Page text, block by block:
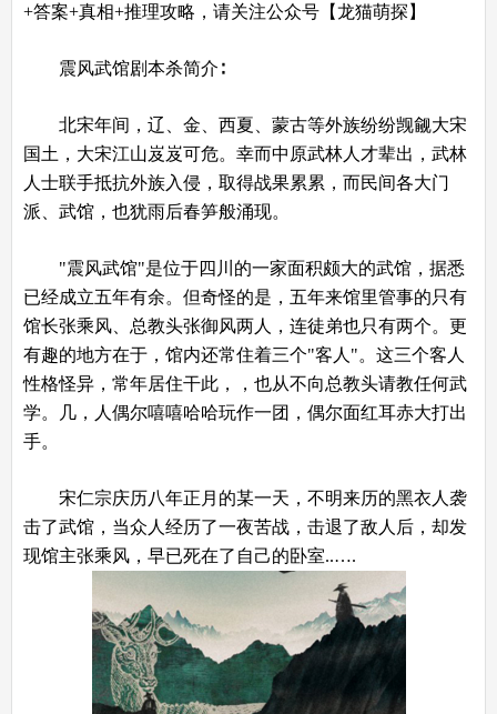
+答案+真相+推理攻略，请关注公众号【龙猫萌探】
震风武馆剧本杀简介∶
北宋年间，辽、金、西夏、蒙古等外族纷纷觊觎大宋
国土，大宋江山岌岌可危。幸而中原武林人才辈出，武林
人士联手抵抗外族入侵，取得战果累累，而民间各大门
派、武馆，也犹雨后春笋般涌现。
"震风武馆"是位于四川的一家面积颇大的武馆，据悉
已经成立五年有余。但奇怪的是，五年来馆里管事的只有
馆长张乘风、总教头张御风两人，连徒弟也只有两个。更
有趣的地方在于，馆内还常住着三个"客人"。这三个客人
性格怪异，常年居住干此，，也从不向总教头请教任何武
学。几，人偶尔嘻嘻哈哈玩作一团，偶尔面红耳赤大打出
手。
宋仁宗庆历八年正月的某一天，不明来历的黑衣人袭
击了武馆，当众人经历了一夜苦战，击退了敌人后，却发
现馆主张乘风，早已死在了自己的卧室..….